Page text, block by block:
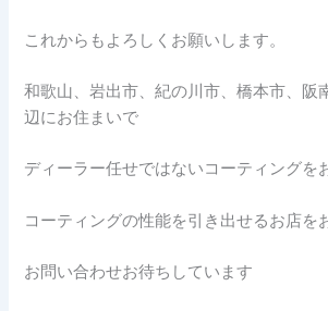
これからもよろしくお願いします。
和歌山、岩出市、紀の川市、橋本市、阪
辺にお住まいで
ディーラー任せではないコーティングを
コーティングの性能を引き出せるお店を
お問い合わせお待ちしています